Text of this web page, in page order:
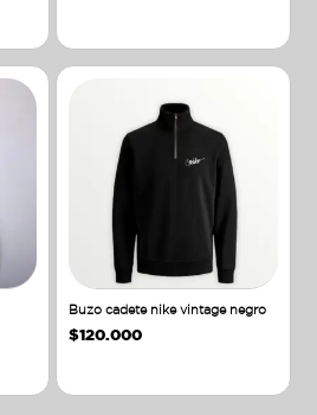
Buzo cadete nike vintage negro
$120.000